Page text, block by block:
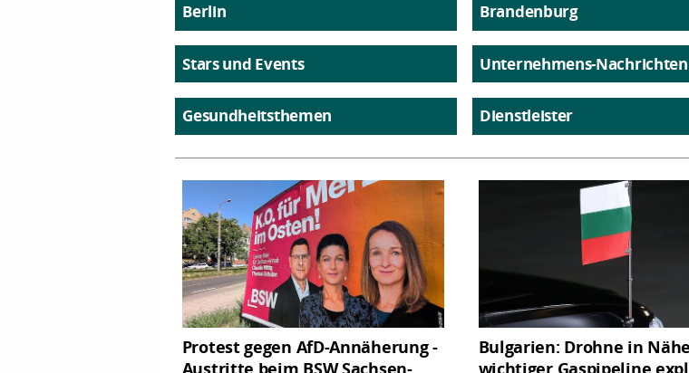
Berlin Brandenburg
Stars und Events Unternehmens-Nachrichten
Gesundheitsthemen Dienstleister
Protest gegen AfD-Annäherung -
Austritte beim BSW Sachsen-
Bulgarien: Drohne in
wichtiger Gaspipeline